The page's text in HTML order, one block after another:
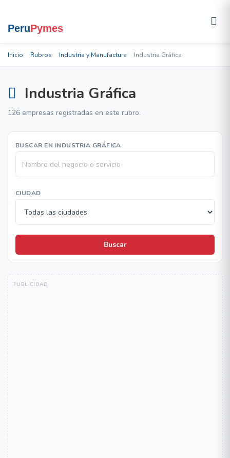
Inicio Rubros Industria y Manufactura Industria Gráfica
Industria Gráfica
126 empresas registradas en este rubro.
BUSCAR EN INDUSTRIA GRÁFICA
CIUDAD
Buscar